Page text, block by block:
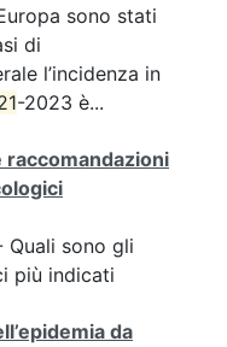
sono stati
di
l’incidenza in
-2023 è...
Quali sono gli
più indicati
da